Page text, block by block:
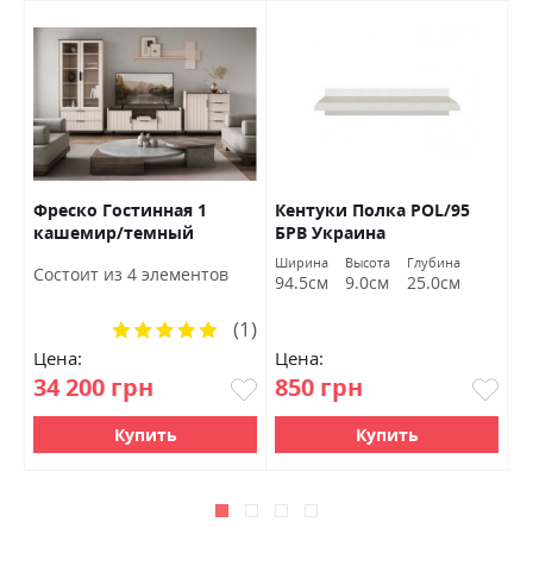
Фреско Гостинная 1
кашемир/темный
Состоит из 4 элементов
Цена:
34 200 грн
Рейтинг:
(1)
Купить
Кентуки Полка POL/95
БРВ Украина
Ширина
94.5см
Высота
9.0см
Глубина
25.0см
Цена:
850 грн
Купить